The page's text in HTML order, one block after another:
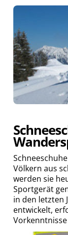
Völkern aus
werden sie
Sportgerät
in den letzten
entwickelt,